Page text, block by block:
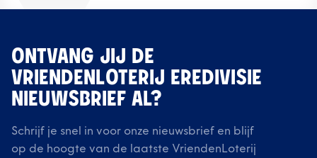
ONTVANG JIJ DE
VRIENDENLOTERIJ EREDIVISIE
NIEUWSBRIEF AL?
Schrijf je snel in voor onze nieuwsbrief en blijf
op de hoogte van de laatste VriendenLoterij